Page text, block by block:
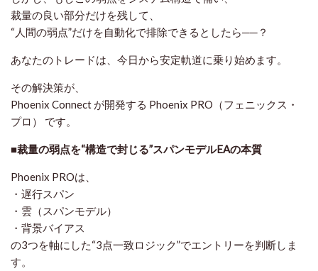
裁量の良い部分だけを残して、
“人間の弱点”だけを自動化で排除できるとしたら──？
あなたのトレードは、今日から安定軌道に乗り始めます。
その解決策が、
Phoenix Connect が開発する Phoenix PRO（フェニックス・
プロ）
です。
■裁量の弱点を“構造で封じる”スパンモデルEAの本質
Phoenix PROは、
・遅行スパン
・雲（スパンモデル）
・背景バイアス
の3つを軸にした“3点一致ロジック”でエントリーを判断しま
す。